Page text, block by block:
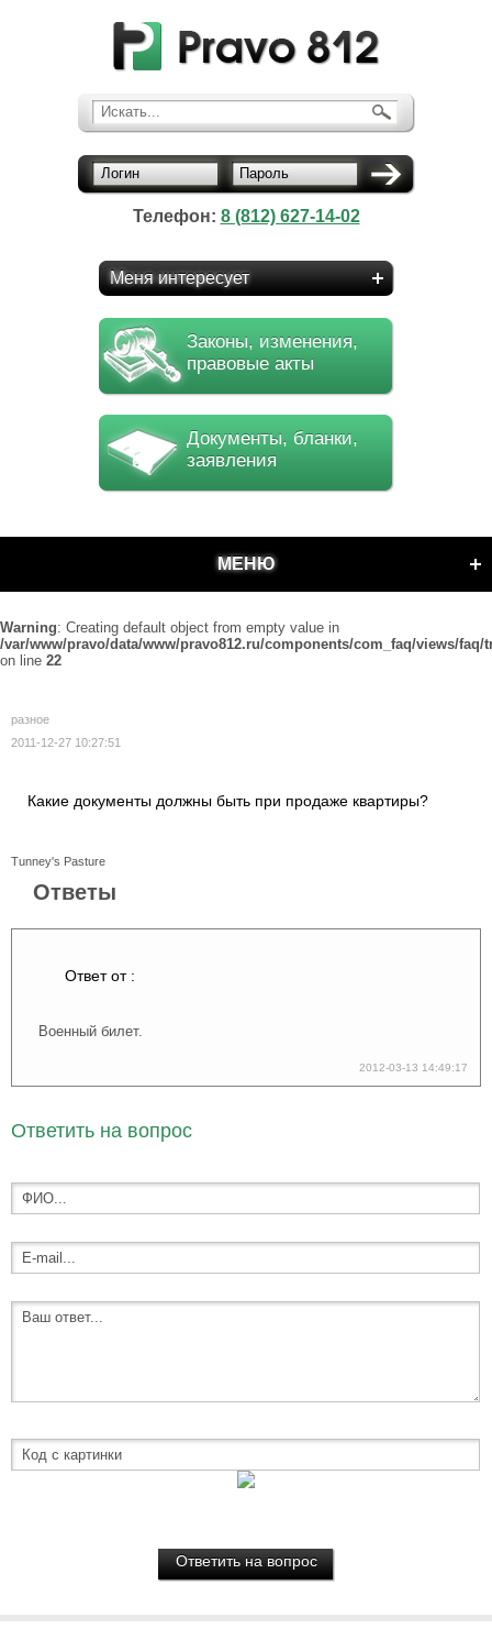
Искать...
Логин Пароль
Телефон: 8 (812) 627-14-02
Меня интересует
Законы, изменения,
правовые акты
Документы, бланки,
заявления
МЕНЮ
Warning: Creating default object from empty value in
/var/www/pravo/data/www/pravo812.ru/components/com_faq/views/
on line 22
разное
2011-12-27 10:27:51
Какие документы должны быть при продаже квартиры?
Tunney's Pasture
Ответы
Ответ от :
Военный билет.
2012-03-13 14:49:17
Ответить на вопрос